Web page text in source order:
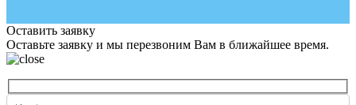
Оставить заявку
Оставьте заявку и мы перезвоним Вам в ближайшее время.